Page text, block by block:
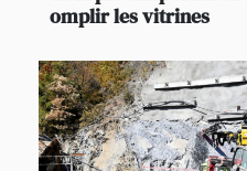
omplir les vitrines